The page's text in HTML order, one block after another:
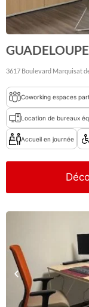
GUADELOUPE
3617 Boulevard Marquisat
Coworking espaces
Location de bureaux
Accueil en journée